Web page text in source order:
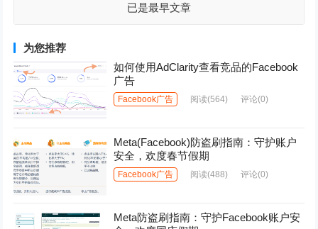
已是最早文章
为您推荐
如何使用AdClarity查看竞品的Facebook
广告
Facebook广告 阅读(564) 评论(0)
Meta(Facebook)防盗刷指南：守护账户
安全，欢度春节假期
Facebook广告 阅读(488) 评论(0)
Meta防盗刷指南：守护Facebook账户安